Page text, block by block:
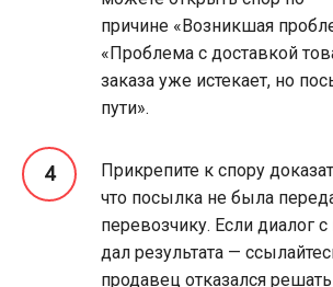
причине «Возникшая
«Проблема с доставкой
заказа уже истекает, но
пути».
Прикрепите к спору
что посылка не была
перевозчику. Если диалог
дал результата —
продавец отказался